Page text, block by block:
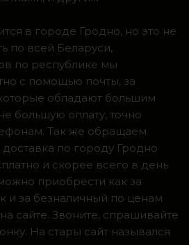
в городе Гродно, но это не
по всей Беларуси,
по республике мы
с помощью почты, за
обладают большим
большую оплату, точно
Так же обращаем
по городу Гродно
и скорее всего в день
приобрести как за
и за безналичный по ценам
сайте. Звоните, спрашивайте
На стары сайт назывался